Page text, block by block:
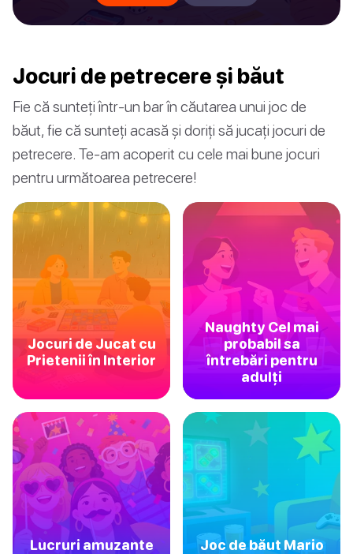
Jocuri de petrecere și băut
Fie că sunteți într-un bar în căutarea unui joc de
băut, fie că sunteți acasă și doriți să jucați jocuri de
petrecere. Te-am acoperit cu cele mai bune jocuri
pentru următoarea petrecere!
Jocuri de Jucat cu
Prietenii în Interior
Naughty Cel mai
probabil sa
întrebări pentru
adulți
Lucruri amuzante
Joc de băut Mario